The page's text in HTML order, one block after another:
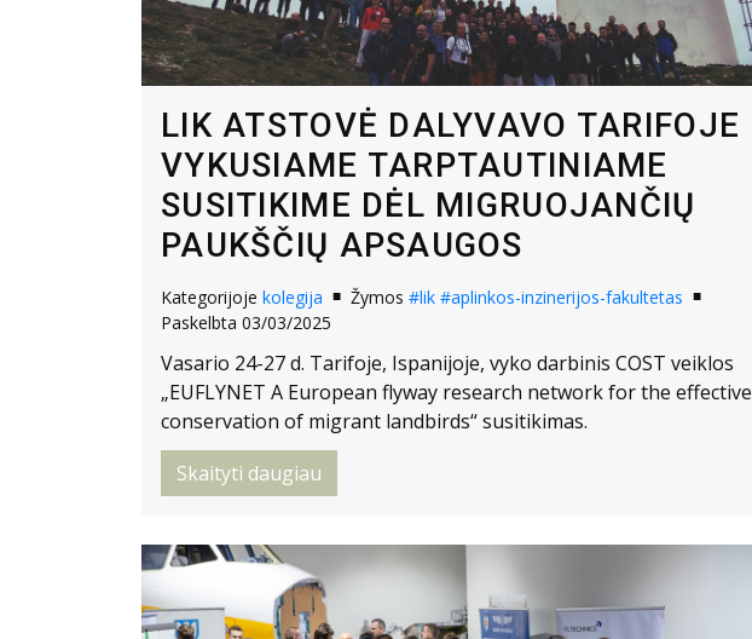
LIK ATSTOVĖ DALYVAVO TARIFOJE
VYKUSIAME TARPTAUTINIAME
SUSITIKIME DĖL MIGRUOJANČIŲ
PAUKŠČIŲ APSAUGOS
Kategorijoje kolegija Žymos #lik #aplinkos-inzinerijos-fakultetas
Paskelbta 03/03/2025
Vasario 24-27 d. Tarifoje, Ispanijoje, vyko darbinis COST veiklos
„EUFLYNET A European flyway research network for the effective
conservation of migrant landbirds“ susitikimas.
Skaityti daugiau